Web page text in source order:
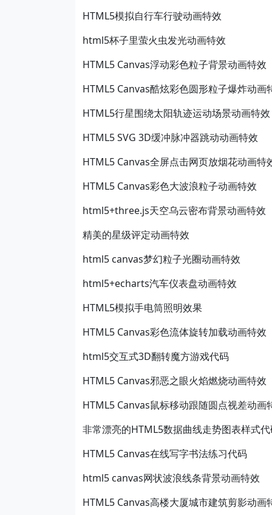
HTML5模拟自行车行驶动画特效
html5杯子里萤火虫发光动画特效
HTML5 Canvas浮动彩色粒子背景动画特效
HTML5 Canvas酷炫彩色圆形粒子爆炸动画
HTML5行星围绕太阳轨迹运动场景动画特效
HTML5 SVG 3D缓冲脉冲器跳动动画特效
HTML5 Canvas全屏点击网页放烟花动画特
HTML5 Canvas彩色大波浪粒子动画特效
html5+three.js天空乌云密布背景动画特效
精美的星级评定动画特效
html5 canvas梦幻粒子光圈动画特效
html5+echarts汽车仪表盘动画特效
HTML5模拟手电筒照明效果
HTML5 Canvas彩色流体旋转加载动画特效
html5交互式3D翻转魔方游戏代码
HTML5 Canvas邪恶之眼火焰燃烧动画特效
HTML5 Canvas鼠标移动跟随圆点视差动画
非常漂亮的HTML5数据曲线走势图表样式
HTML5 Canvas在线写字书法练习代码
html5 canvas网状波浪线条背景动画特效
HTML5 Canvas高楼大厦城市建筑剪影动画